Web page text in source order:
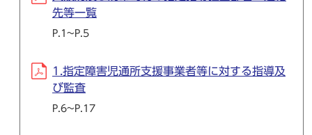
先等一覧
P.1~P.5
1.指定障害児通所支援事業者等に対する指導及
び監査
P.6~P.17